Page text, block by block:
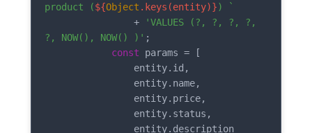
product (${Object .keys(entity)}) `
                +
'VALUES (?, ?, ?, ?,
?, NOW(), NOW() )' ;
const params = [